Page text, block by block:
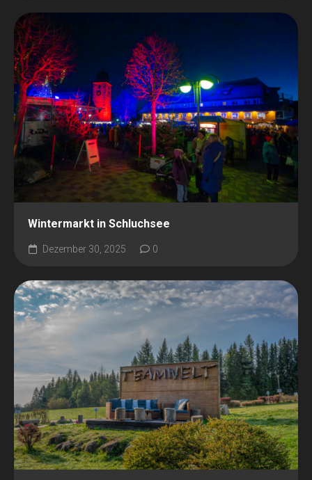
Wintermarkt in Schluchsee
Dezember 30, 2025 0